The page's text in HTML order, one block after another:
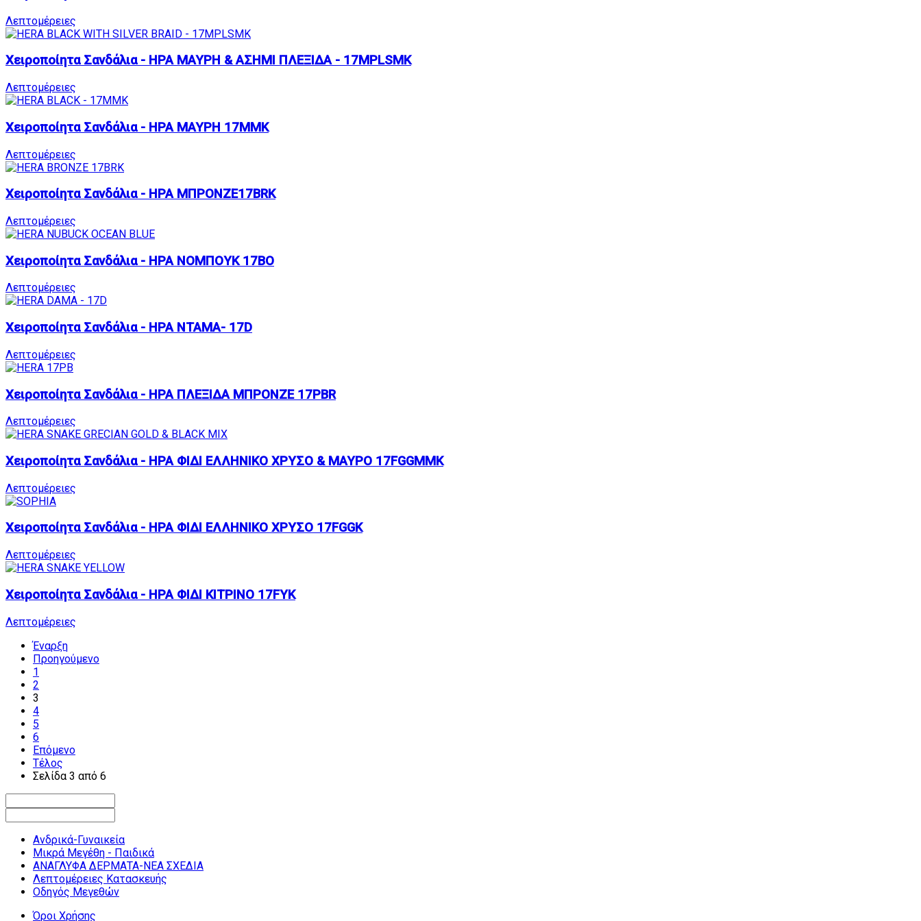
Λεπτομέρειες
Χειροποίητα Σανδάλια - ΗΡΑ ΜΑΥΡΗ & ΑΣΗΜΙ ΠΛΕΞΙΔΑ - 17MPLSMK
Λεπτομέρειες
Χειροποίητα Σανδάλια - ΗΡΑ ΜΑΥΡΗ 17MMK
Λεπτομέρειες
Χειροποίητα Σανδάλια - ΗΡΑ ΜΠΡΟΝΖΕ17BRK
Λεπτομέρειες
Χειροποίητα Σανδάλια - ΗΡΑ ΝΟΜΠΟΥΚ 17BO
Λεπτομέρειες
Χειροποίητα Σανδάλια - ΗΡΑ ΝΤΑΜΑ- 17D
Λεπτομέρειες
Χειροποίητα Σανδάλια - ΗΡΑ ΠΛΕΞΙΔΑ ΜΠΡΟΝΖΕ 17PBR
Λεπτομέρειες
Χειροποίητα Σανδάλια - ΗΡΑ ΦΙΔΙ ΕΛΛΗΝΙΚΟ ΧΡΥΣΟ & ΜΑΥΡΟ 17FGGMMK
Λεπτομέρειες
Χειροποίητα Σανδάλια - ΗΡΑ ΦΙΔΙ ΕΛΛΗΝΙΚΟ ΧΡΥΣΟ 17FGGK
Λεπτομέρειες
Χειροποίητα Σανδάλια - ΗΡΑ ΦΙΔΙ ΚΙΤΡΙΝΟ 17FYK
Λεπτομέρειες
Έναρξη
Προηγούμενο
1
2
3
4
5
6
Επόμενο
Τέλος
Σελίδα 3 από 6
Ανδρικά-Γυναικεία
Μικρά Μεγέθη - Παιδικά
ΑΝΑΓΛΥΦΑ ΔΕΡΜΑΤΑ-ΝΕΑ ΣΧΕΔΙΑ
Λεπτομέρειες Κατασκευής
Οδηγός Μεγεθών
Όροι Χρήσης